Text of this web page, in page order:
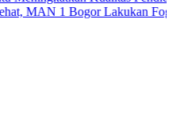
1 Bogor Lakukan Fogging